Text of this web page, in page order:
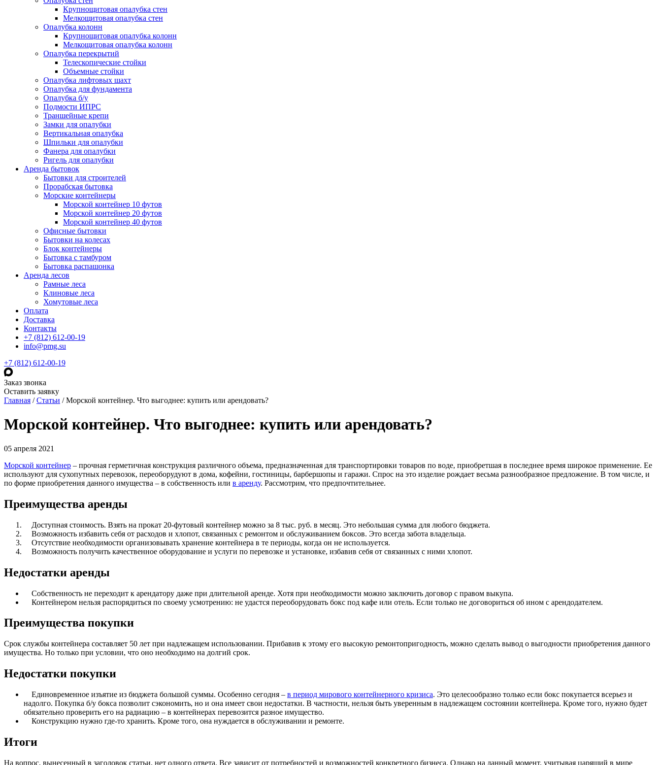
Крупнощитовая опалубка стен
Мелкощитовая опалубка стен
Опалубка колонн
Крупнощитовая опалубка колонн
Мелкощитовая опалубка колонн
Опалубка перекрытий
Телескопические стойки
Объемные стойки
Опалубка лифтовых шахт
Опалубка для фундамента
Опалубка б/у
Подмости ИПРС
Траншейные крепи
Замки для опалубки
Вертикальная опалубка
Шпильки для опалубки
Фанера для опалубки
Ригель для опалубки
Аренда бытовок
Бытовки для строителей
Прорабская бытовка
Морские контейнеры
Морской контейнер 10 футов
Морской контейнер 20 футов
Морской контейнер 40 футов
Офисные бытовки
Бытовки на колесах
Блок контейнеры
Бытовка с тамбуром
Бытовка распашонка
Аренда лесов
Рамные леса
Клиновые леса
Хомутовые леса
Оплата
Доставка
Контакты
+7 (812) 612-00-19
info@pmg.su
+7 (812) 612-00-19
Заказ звонка
Оставить заявку
Главная /Статьи /Морской контейнер. Что выгоднее: купить или арендовать?
Морской контейнер. Что выгоднее: купить или арендовать?
05 апреля 2021
Морской контейнер – прочная герметичная конструкция различного объема, предназначенная для транспортировки товаров по воде, приобретшая в последнее время широкое применение. Ее
используют для сухопутных перевозок, переоборудуют в дома, кофейни, гостиницы, барбершопы и гаражи. Спрос на это изделие рождает весьма разнообразное предложение. В том числе, и
по форме приобретения данного имущества – в собственность или в аренду. Рассмотрим, что предпочтительнее.
Преимущества аренды
Доступная стоимость. Взять на прокат 20-футовый контейнер можно за 8 тыс. руб. в месяц. Это небольшая сумма для любого бюджета.
Возможность избавить себя от расходов и хлопот, связанных с ремонтом и обслуживанием боксов. Это всегда забота владельца.
Отсутствие необходимости организовывать хранение контейнера в те периоды, когда он не используется.
Возможность получить качественное оборудование и услуги по перевозке и установке, избавив себя от связанных с ними хлопот.
Недостатки аренды
Собственность не переходит к арендатору даже при длительной аренде. Хотя при необходимости можно заключить договор с правом выкупа.
Контейнером нельзя распорядиться по своему усмотрению: не удастся переоборудовать бокс под кафе или отель. Если только не договориться об ином с арендодателем.
Преимущества покупки
Срок службы контейнера составляет 50 лет при надлежащем использовании. Прибавив к этому его высокую ремонтопригодность, можно сделать вывод о выгодности приобретения данного
имущества. Но только при условии, что оно необходимо на долгий срок.
Недостатки покупки
Единовременное изъятие из бюджета большой суммы. Особенно сегодня – в период мирового контейнерного кризиса. Это целесообразно только если бокс покупается всерьез и
надолго. Покупка б/у бокса позволит сэкономить, но и она имеет свои недостатки. В частности, нельзя быть уверенным в надлежащем состоянии контейнера. Кроме того, нужно будет
обязательно проверить его на радиацию – в контейнерах перевозится разное имущество.
Конструкцию нужно где-то хранить. Кроме того, она нуждается в обслуживании и ремонте.
Итоги
На вопрос, вынесенный в заголовок статьи, нет одного ответа. Все зависит от потребностей и возможностей конкретного бизнеса. Однако на данный момент, учитывая царящий в мире